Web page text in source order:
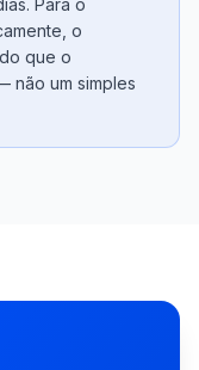
Para o
o
que o
não um simples